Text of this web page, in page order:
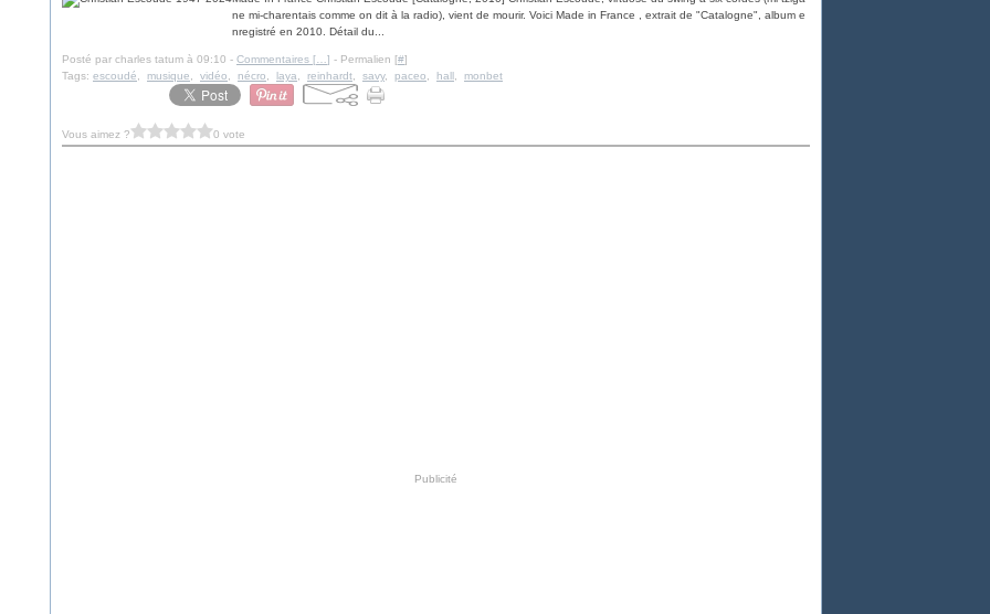
ne mi-charentais comme on dit à la radio), vient de mourir. Voici Made in France , extrait de "Catalogne", album e
nregistré en 2010. Détail du...
Posté par charles tatum à 09:10 - Commentaires [ ] - Permalien [#]
Tags: escoudé musique vidéo nécro laya reinhardt savy, paceo hall monbet
Vous aimez ? 0 vote
Publicité